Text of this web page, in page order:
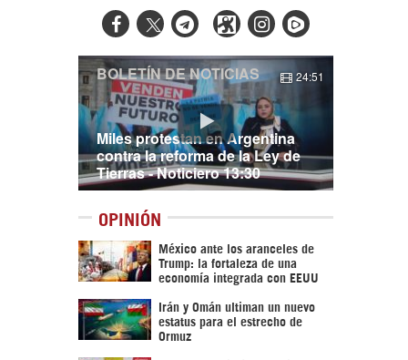
  
Miles protestan en Argentina
contra la reforma de la Ley de
Tierras - Noticiero 13:30
BOLETÍN DE NOTICIAS 24:51
OPINIÓN
México ante los aranceles de
Trump: la fortaleza de una
economía integrada con EEUU
Irán y Omán ultiman un nuevo
estatus para el estrecho de
Ormuz